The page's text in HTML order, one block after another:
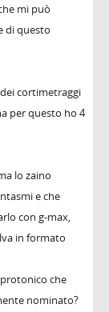
mi può
di questo
cortimetraggi
per questo ho 4
lo zaino
e che
con g-max,
in formato
che
nominato?